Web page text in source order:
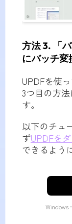
方法 3. 「
にバッチ変
UPDFを使
3つ目の方
す。
以下のチュ
ずUPDFを
できるよう
Windows